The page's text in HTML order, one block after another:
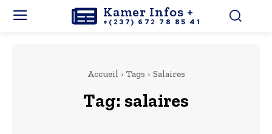
Kamer Infos +
+(237) 672 78 85 41
Accueil Tags Salaires
Tag: salaires